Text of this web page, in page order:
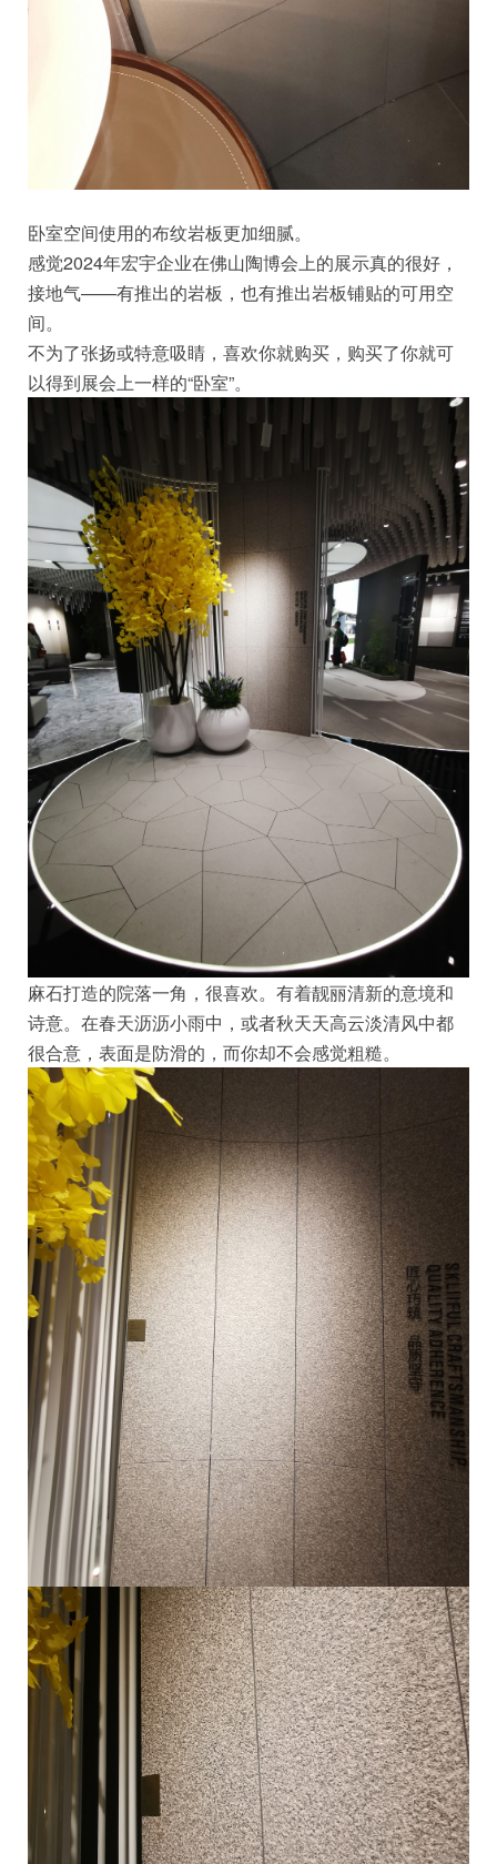
卧室空间使用的布纹岩板更加细腻。
感觉2024年宏宇企业在佛山陶博会上的展示真的很好，
接地气——有推出的岩板，也有推出岩板铺贴的可用空
间。
不为了张扬或特意吸睛，喜欢你就购买，购买了你就可
以得到展会上一样的“卧室”。
麻石打造的院落一角，很喜欢。有着靓丽清新的意境和
诗意。在春天沥沥小雨中，或者秋天天高云淡清风中都
很合意，表面是防滑的，而你却不会感觉粗糙。